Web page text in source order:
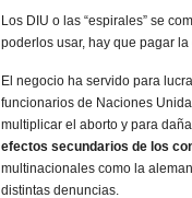
Los DIU o las “espirales” se
poderlos usar, hay que pagar
El negocio ha servido para
funcionarios de Naciones
multiplicar el aborto y para
efectos secundarios de los
multinacionales como la
distintas denuncias.